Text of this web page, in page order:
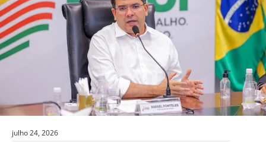
julho 24, 2026